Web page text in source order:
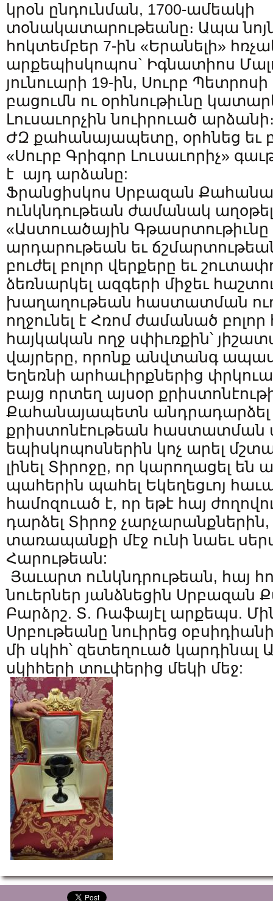
կրօն ընդունման, 1700-ամեակի
տօնակատարութեանը։ Ապա
հոկտեմբեր 7-ին «Երանելի»
արքեպիսկոպոս` Իգնատիոս
յունուարի 19-ին, Սուրբ
բացումն ու օրհնութիւնը
Լուսաւորչին նուիրուած
ԺԶ քահանայապետը, օրհնեց եւ
«Սուրբ Գրիգոր Լուսաւորիչ»
է այդ արձանը:
Ֆրանցիսկոս Սրբազան
ունկնդութեան ժամանակ աղօթել
«Աստուածային Գթասրտութիւնը
արդարութեան եւ
բուժել բոլոր վերքերը եւ
ձեռնարկել ազգերի միջեւ
խաղաղութեան հաստատման
ողջունել է Հռոմ ժամանած բոլոր
հայկական ողջ սփիւռքին՝
վայրերը, որոնք անվտանգ
Եղեռնի արհաւիրքներից
բայց որտեղ այսօր
Քահանայապետն անդրադարձել
քրիստոնէութեան հաստատման
եպիսկոպոսներին կոչ արել
լինել Տիրոջը, որ կարողացել են
պահերին պահել Եկեղեցւոյ
համոզուած է, որ եթէ հայ
դարձել Տիրոջ
տառապանքի մէջ ունի նաեւ
Հարութեան:
Յաւարտ ունկնդրութեան, հայ
նուերներ յանձնեցին
Բարձրշ. Տ. Ռաֆայէլ արքեպս.
Սրբութեանը նուիրեց
մի սկիհ՝ զետեղուած
սկիհերի տուփերից մեկի մեջ: